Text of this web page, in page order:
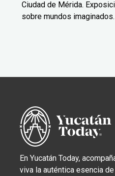
Ciudad de Mérida.
sobre mundos imaginados.
En Yucatán Today,
viva la auténtica esencia de